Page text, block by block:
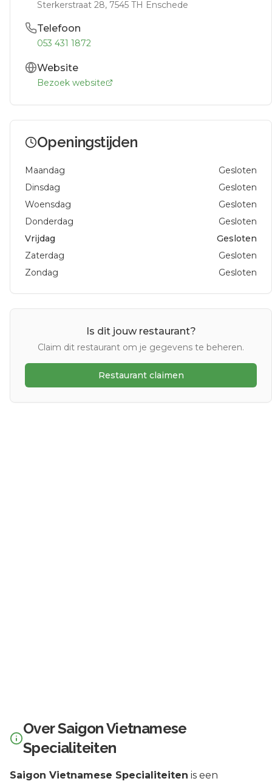
Sterkerstraat 28, 7545 TH Enschede
Telefoon
053 431 1872
Website
Bezoek website
Openingstijden
Maandag
Gesloten
Dinsdag
Gesloten
Woensdag
Gesloten
Donderdag
Gesloten
Vrijdag
Gesloten
Zaterdag
Gesloten
Zondag
Gesloten
Is dit jouw restaurant?
Claim dit restaurant om je gegevens te beheren.
Restaurant claimen
OverSaigon Vietnamese
Specialiteiten
Saigon Vietnamese Specialiteiten is een